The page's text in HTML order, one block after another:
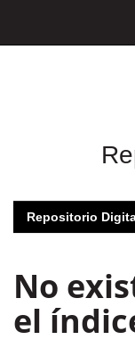
Repositorio
No
el